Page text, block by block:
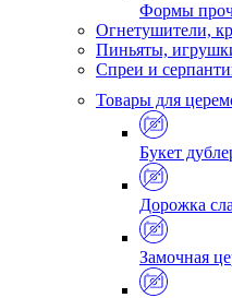
Формы
Огнетушители,
Пиньяты,
Спреи и
Товары для
Букет
Дорожка
Замочная